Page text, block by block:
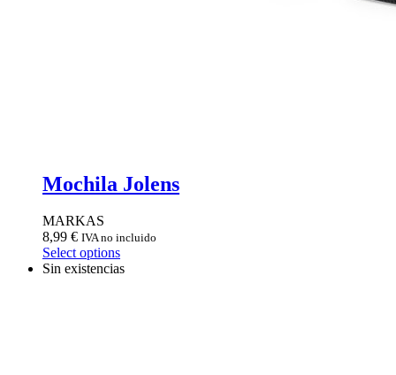
Mochila Jolens
MARKAS
8,99 € IVA no incluido
Select options
Sin existencias